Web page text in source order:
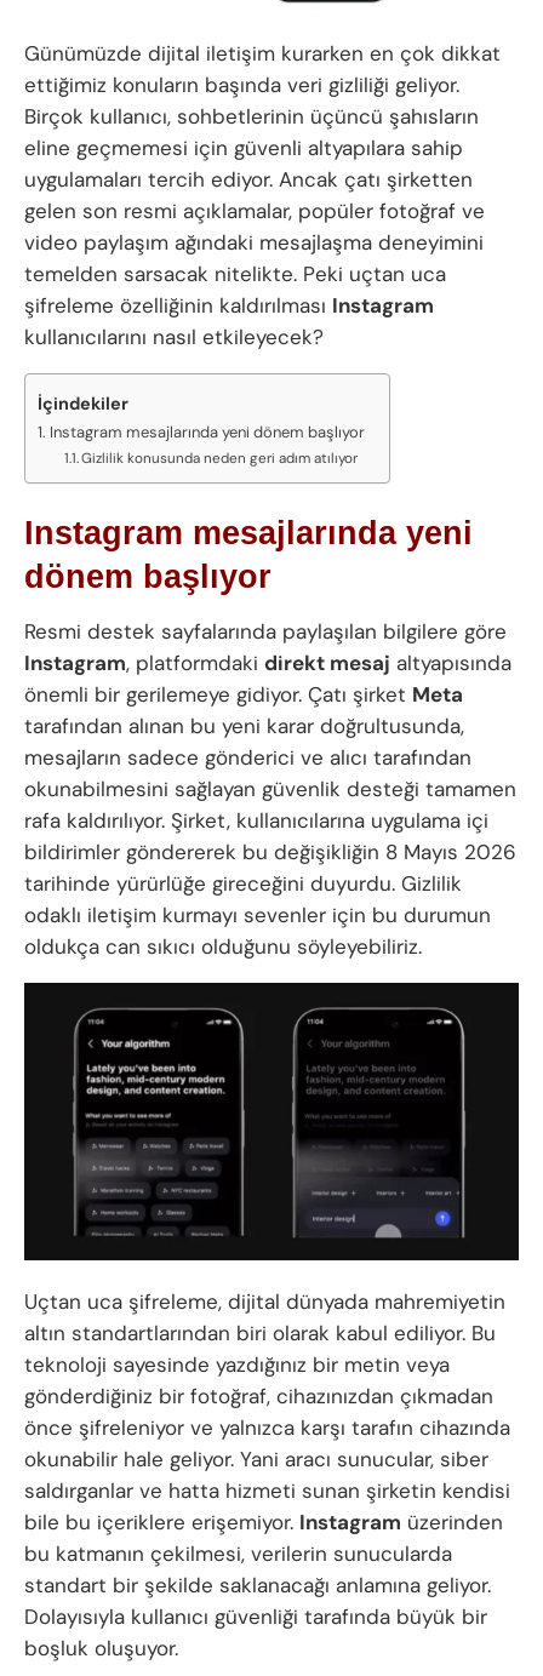
Günümüzde dijital iletişim kurarken en çok dikkat
ettiğimiz konuların başında veri gizliliği geliyor.
Birçok kullanıcı, sohbetlerinin üçüncü şahısların
eline geçmemesi için güvenli altyapılara sahip
uygulamaları tercih ediyor. Ancak çatı şirketten
gelen son resmi açıklamalar, popüler fotoğraf ve
video paylaşım ağındaki mesajlaşma deneyimini
temelden sarsacak nitelikte. Peki uçtan uca
şifreleme özelliğinin kaldırılması Instagram
kullanıcılarını nasıl etkileyecek?
İçindekiler
Instagram mesajlarında yeni dönem başlıyor
Gizlilik konusunda neden geri adım atılıyor
Instagram mesajlarında yeni
dönem başlıyor
Resmi destek sayfalarında paylaşılan bilgilere göre
Instagram, platformdaki direkt mesaj altyapısında
önemli bir gerilemeye gidiyor. Çatı şirket Meta
tarafından alınan bu yeni karar doğrultusunda,
mesajların sadece gönderici ve alıcı tarafından
okunabilmesini sağlayan güvenlik desteği tamamen
rafa kaldırılıyor. Şirket, kullanıcılarına uygulama içi
bildirimler göndererek bu değişikliğin 8 Mayıs 2026
tarihinde yürürlüğe gireceğini duyurdu. Gizlilik
odaklı iletişim kurmayı sevenler için bu durumun
oldukça can sıkıcı olduğunu söyleyebiliriz.
Uçtan uca şifreleme, dijital dünyada mahremiyetin
altın standartlarından biri olarak kabul ediliyor. Bu
teknoloji sayesinde yazdığınız bir metin veya
gönderdiğiniz bir fotoğraf, cihazınızdan çıkmadan
önce şifreleniyor ve yalnızca karşı tarafın cihazında
okunabilir hale geliyor. Yani aracı sunucular, siber
saldırganlar ve hatta hizmeti sunan şirketin kendisi
bile bu içeriklere erişemiyor. Instagram üzerinden
bu katmanın çekilmesi, verilerin sunucularda
standart bir şekilde saklanacağı anlamına geliyor.
Dolayısıyla kullanıcı güvenliği tarafında büyük bir
boşluk oluşuyor.